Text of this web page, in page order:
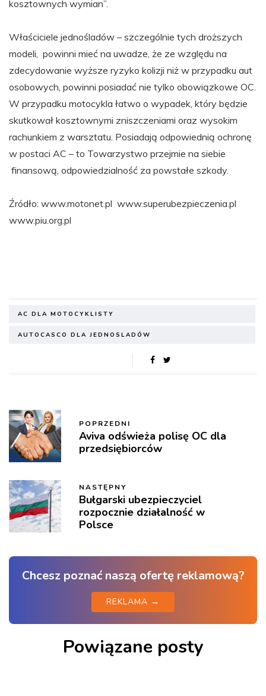
kosztownych wymian”.
Właściciele jednośladów – szczególnie tych droższych
modeli, powinni mieć na uwadze, że ze względu na
zdecydowanie wyższe ryzyko kolizji niż w przypadku aut
osobowych, powinni posiadać nie tylko obowiązkowe OC.
W przypadku motocykla łatwo o wypadek, który będzie
skutkował kosztownymi zniszczeniami oraz wysokim
rachunkiem z warsztatu. Posiadają odpowiednią ochronę
w postaci AC – to Towarzystwo przejmie na siebie
finansową, odpowiedzialność za powstałe szkody.
Źródło: www.motonet.pl www.superubezpieczenia.pl
www.piu.org.pl
AC DLA MOTOCYKLISTY
AUTOCASCO DLA JEDNOSLADÓW
POPRZEDNI
Aviva odświeża polisę OC dla
przedsiębiorców
NASTĘPNY
Bułgarski ubezpieczyciel
rozpocznie działalność w
Polsce
Chcesz poznać naszą ofertę reklamową?
REKLAMA →
Powiązane posty